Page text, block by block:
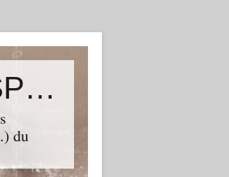
&quot;Résistances&quot;-Le blog du SPHAB/CGT (56-Guémené-sur-Scorff) et des Syndicats CGT associés des petits établissements sanitaires, sociaux et médico-sociaux du Morbihan qui résistent à la casse
du